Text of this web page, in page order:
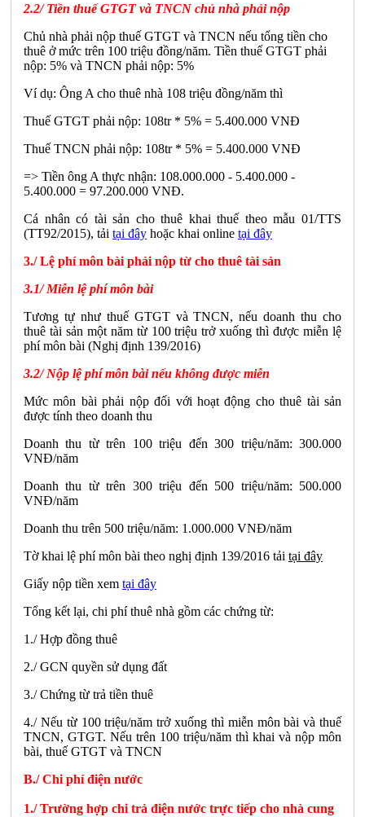
2.2/ Tiền thuế GTGT và TNCN chủ nhà phải nộp
Chủ nhà phải nộp thuế GTGT và TNCN nếu tổng tiền cho
thuê ở mức trên 100 triệu đồng/năm. Tiền thuế GTGT phải
nộp: 5% và TNCN phải nộp: 5%
Ví dụ: Ông A cho thuê nhà 108 triệu đồng/năm thì
Thuế GTGT phải nộp: 108tr * 5% = 5.400.000 VNĐ
Thuế TNCN phải nộp: 108tr * 5% = 5.400.000 VNĐ
=> Tiền ông A thực nhận: 108.000.000 - 5.400.000 -
5.400.000 = 97.200.000 VNĐ.
Cá nhân có tài sản cho thuê khai thuế theo mẫu 01/TTS
(TT92/2015), tải tại đây hoặc khai online tại đây
3./ Lệ phí môn bài phải nộp từ cho thuê tài sản
3.1/ Miễn lệ phí môn bài
Tương tự như thuế GTGT và TNCN, nếu doanh thu cho
thuê tài sản một năm từ 100 triệu trở xuống thì được miễn lệ
phí môn bài (Nghị định 139/2016)
3.2/ Nộp lệ phí môn bài nếu không được miễn
Mức môn bài phải nộp đối với hoạt động cho thuê tài sản
được tính theo doanh thu
Doanh thu từ trên 100 triệu đến 300 triệu/năm: 300.000
VNĐ/năm
Doanh thu từ trên 300 triệu đến 500 triệu/năm: 500.000
VNĐ/năm
Doanh thu trên 500 triệu/năm: 1.000.000 VNĐ/năm
Tờ khai lệ phí môn bài theo nghị định 139/2016 tải tại đây
Giấy nộp tiền xem tại đây
Tổng kết lại, chi phí thuê nhà gồm các chứng từ:
1./ Hợp đồng thuê
2./ GCN quyền sử dụng đất
3./ Chứng từ trả tiền thuê
4./ Nếu từ 100 triệu/năm trở xuống thì miễn môn bài và thuế
TNCN, GTGT. Nếu trên 100 triệu/năm thì khai và nộp môn
bài, thuế GTGT và TNCN
B./ Chi phí điện nước
1./ Trường hợp chi trả điện nước trực tiếp cho nhà cung